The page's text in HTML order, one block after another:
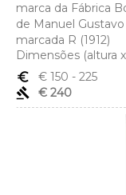
marca da Fábrica
de Manuel
marcada R (1912)
Dimensões (altura
euro_symbol
€ 150 - 225
gavel
€ 240